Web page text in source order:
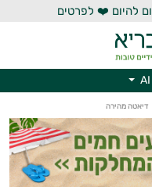
להיום ❤️ לפרטים
דיאטה מהירה